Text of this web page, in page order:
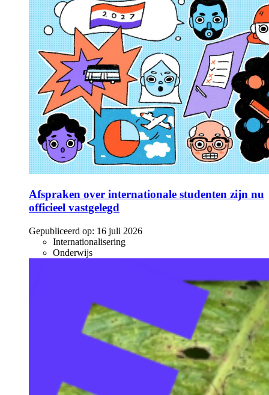
Afspraken over internationale studenten zijn nu
officieel vastgelegd
Gepubliceerd op: 16 juli 2026
Internationalisering
Onderwijs